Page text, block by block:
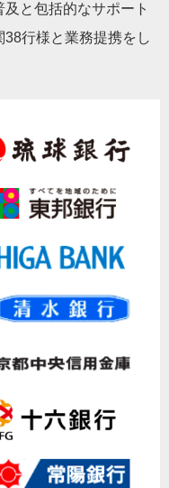
と包括的なサポート
行様と業務提携をし